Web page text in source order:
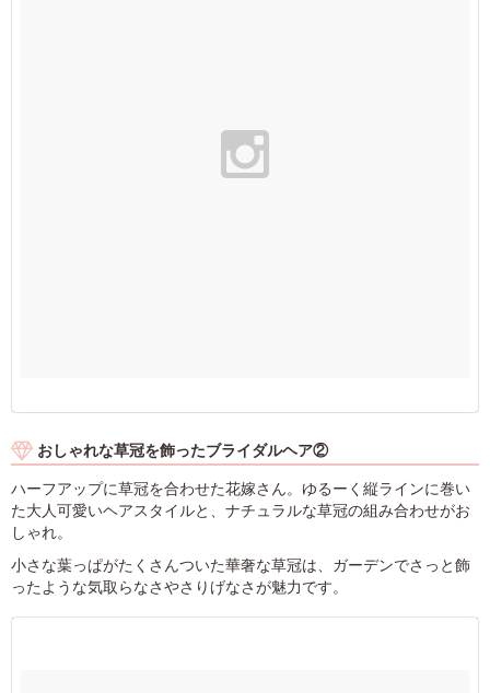
おしゃれな草冠を飾ったブライダルヘア②
ハーフアップに草冠を合わせた花嫁さん。ゆるーく縦ラインに巻い
た大人可愛いヘアスタイルと、ナチュラルな草冠の組み合わせがお
しゃれ。
小さな葉っぱがたくさんついた華奢な草冠は、ガーデンでさっと飾
ったような気取らなさやさりげなさが魅力です。